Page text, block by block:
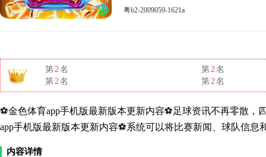
粤b2-2009059-1621a
第2名 第2名
第2名 第2名
⚽金色体育app手机版最新版本更新内容⚽足球资讯不再零散，
app手机版最新版本更新内容⚽系统可以将比赛新闻、球队信
内容详情